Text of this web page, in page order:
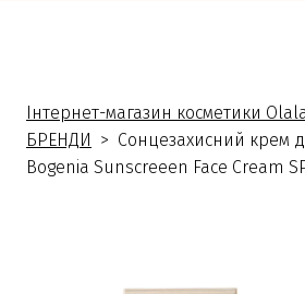
Інтернет-магазин косметики
БРЕНДИ
Сонцезахисний крем
Bogenia Sunscreeen Face Cream